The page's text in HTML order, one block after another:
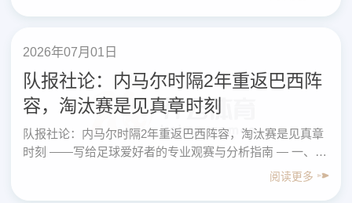
2026年07月01日
队报社论：内马尔时隔2年重返巴西阵
容，淘汰赛是见真章时刻
队报社论：内马尔时隔2年重返巴西阵容，淘汰赛是见真章
时刻 ——写给足球爱好者的专业观赛与分析指南 — 一、核
心内容先看结论（总结版） 1. 队报社论的核心观点 ……
阅读更多